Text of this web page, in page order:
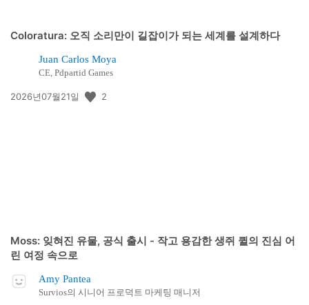
Coloratura: 오직 소리만이 길잡이가 되는 세계를 설계하다
Juan Carlos Moya
CE, Pdpartid Games
공
2026년07월21일 2
Moss: 잊혀진 유물, 공식 출시 - 작고 용감한 생쥐 퀼의 진심 어
린 여정 속으로
Amy Pantea
Survios의 시니어 프로덕트 마케팅 매니저